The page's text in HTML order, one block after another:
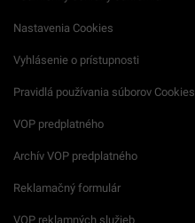
Nastavenia Cookies
Vyhlásenie o prístupnosti
Pravidlá používania súborov Cookies
VOP predplatného
Archív VOP predplatného
Reklamačný formulár
VOP reklamných služieb